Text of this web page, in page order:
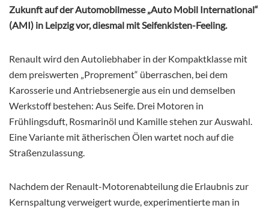
Zukunft auf der Automobilmesse „Auto Mobil International“
(AMI) in Leipzig vor, diesmal mit Seifenkisten-Feeling.
Renault wird den Autoliebhaber in der Kompaktklasse mit
dem preiswerten „Proprement“ überraschen, bei dem
Karosserie und Antriebsenergie aus ein und demselben
Werkstoff bestehen: Aus Seife. Drei Motoren in
Frühlingsduft, Rosmarinöl und Kamille stehen zur Auswahl.
Eine Variante mit ätherischen Ölen wartet noch auf die
Straßenzulassung.
Nachdem der Renault-Motorenabteilung die Erlaubnis zur
Kernspaltung verweigert wurde, experimentierte man in